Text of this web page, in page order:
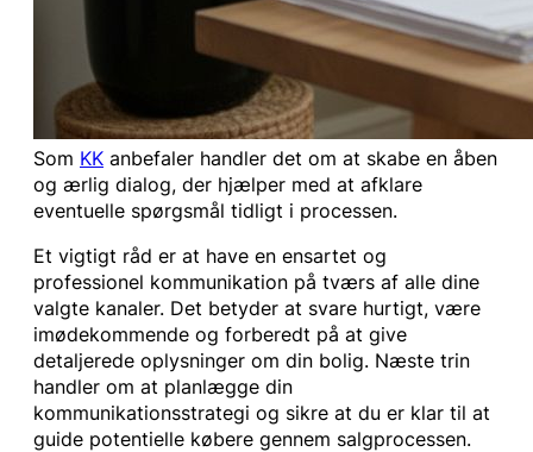
Som KK anbefaler handler det om at skabe en åben
og ærlig dialog, der hjælper med at afklare
eventuelle spørgsmål tidligt i processen.
Et vigtigt råd er at have en ensartet og
professionel kommunikation på tværs af alle dine
valgte kanaler. Det betyder at svare hurtigt, være
imødekommende og forberedt på at give
detaljerede oplysninger om din bolig. Næste trin
handler om at planlægge din
kommunikationsstrategi og sikre at du er klar til at
guide potentielle købere gennem salgprocessen.